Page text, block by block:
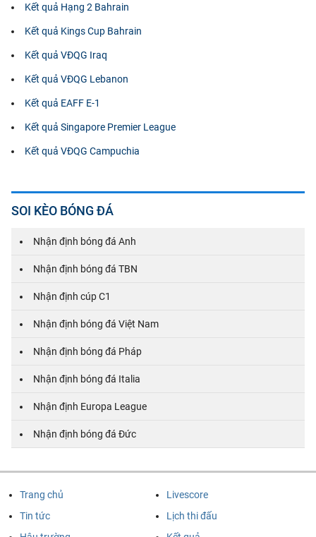
Kết quả Hạng 2 Bahrain
Kết quả Kings Cup Bahrain
Kết quả VĐQG Iraq
Kết quả VĐQG Lebanon
Kết quả EAFF E-1
Kết quả Singapore Premier League
Kết quả VĐQG Campuchia
SOI KÈO BÓNG ĐÁ
Nhận định bóng đá Anh
Nhận định bóng đá TBN
Nhận định cúp C1
Nhận định bóng đá Việt Nam
Nhận định bóng đá Pháp
Nhận định bóng đá Italia
Nhận định Europa League
Nhận định bóng đá Đức
Trang chủ
Tin tức
Livescore
Lịch thi đấu